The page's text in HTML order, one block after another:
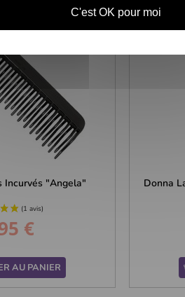
Incurvés "Angela"
€
AU PANIER
Donna
C'est OK pour moi